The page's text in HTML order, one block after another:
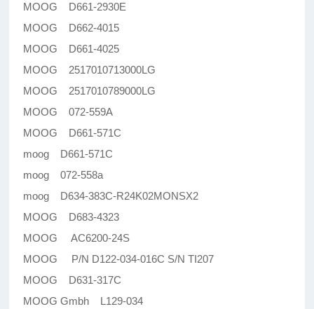
MOOG D661-2930E
MOOG D662-4015
MOOG D661-4025
MOOG 2517010713000LG
MOOG 2517010789000LG
MOOG 072-559A
MOOG D661-571C
moog D661-571C
moog 072-558a
moog D634-383C-R24K02MONSX2
MOOG D683-4323
MOOG AC6200-24S
MOOG P/N D122-034-016C S/N TI207
MOOG D631-317C
MOOG Gmbh L129-034